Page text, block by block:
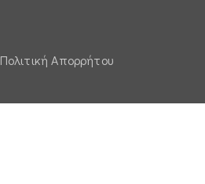
Πολιτική Απορρήτου